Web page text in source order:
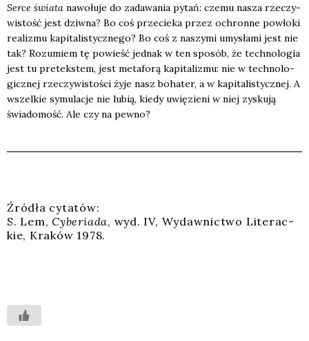
Ser­ce świa­ta nawo­łu­je do zada­wa­nia pytań: cze­mu nasza rze­czy­
wi­stość jest dziw­na? Bo coś prze­cie­ka przez ochron­ne powło­ki
reali­zmu kapi­ta­li­stycz­ne­go? Bo coś z naszy­mi umy­sła­mi jest nie
tak? Rozu­miem tę powieść jed­nak w ten spo­sób, że tech­no­lo­gia
jest tu pre­tek­stem, jest meta­fo­rą kapi­ta­li­zmu: nie w tech­no­lo­
gicz­nej rze­czy­wi­sto­ści żyje nasz boha­ter, a w kapi­ta­li­stycz­nej. A
wszel­kie symu­la­cje nie lubią, kie­dy uwię­zie­ni w niej zysku­ją
świa­do­mość. Ale czy na pew­no?
Źró­dła cyta­tów:
S. Lem,Cybe­ria­da, wyd. IV, Wydaw­nic­two Lite­rac­
kie, Kra­ków 1978.